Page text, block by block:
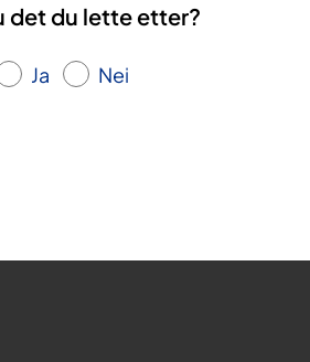
det du lette etter?
Ja Nei